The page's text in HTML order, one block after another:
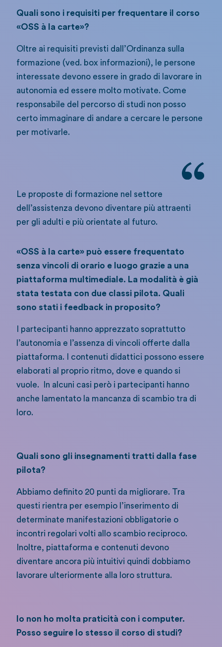
Quali sono i requisiti per frequentare il corso
«OSS à la carte»?
Oltre ai requisiti previsti dall’Ordinanza sulla
formazione (ved. box informazioni), le persone
interessate devono essere in grado di lavorare in
autonomia ed essere molto motivate. Come
responsabile del percorso di studi non posso
certo immaginare di andare a cercare le persone
per motivarle.
Le proposte di formazione nel settore
dell’assistenza devono diventare più attraenti
per gli adulti e più orientate al futuro.
«OSS à la carte» può essere frequentato
senza vincoli di orario e luogo grazie a una
piattaforma multimediale. La modalità è già
stata testata con due classi pilota. Quali
sono stati i feedback in proposito?
I partecipanti hanno apprezzato soprattutto
l’autonomia e l’assenza di vincoli offerte dalla
piattaforma. I contenuti didattici possono essere
elaborati al proprio ritmo, dove e quando si
vuole. In alcuni casi però i partecipanti hanno
anche lamentato la mancanza di scambio tra di
loro.
Quali sono gli insegnamenti tratti dalla fase
pilota?
Abbiamo definito 20 punti da migliorare. Tra
questi rientra per esempio l’inserimento di
determinate manifestazioni obbligatorie o
incontri regolari volti allo scambio reciproco.
Inoltre, piattaforma e contenuti devono
diventare ancora più intuitivi quindi dobbiamo
lavorare ulteriormente alla loro struttura.
Io non ho molta praticità con i computer.
Posso seguire lo stesso il corso di studi?